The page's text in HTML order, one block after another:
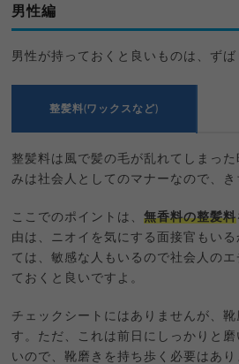
男性編
男性が持っておくと良いものは、ずば
整髪料(ワックスなど)
整髪料は風で髪の毛が乱れてしまっ
みは社会人としてのマナーなので、き
ここでのポイントは、無香料の整髪料
由は、ニオイを気にする面接官もい
ては、敏感な人もいるので社会人の
ておくと良いですよ。
チェックシートにはありませんが、
す。ただ、これは前日にしっかりと
いので、靴磨きを持ち歩く必要はあり